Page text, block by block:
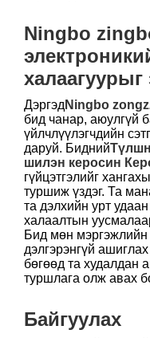
Ningbo
Дэргэд Ningbo
бид чанар, аюулгүй
үйлчлүүлэгчдийн
даруй. Бидний
шилэн керосин
гүйцэтгэлийг
туршиж үздэг. Та
та дэлхийн урт
халаалтын
Бид мөн мэргэжлийн
дэлгэрэнгүй
бөгөөд та худалдан
туршлага олж авах
Байгуулах